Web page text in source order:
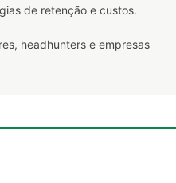
de retenção e custos.
headhunters e empresas